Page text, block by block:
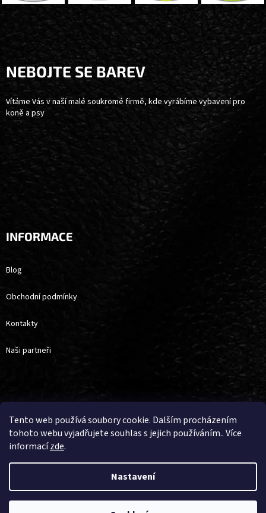
Tento web používá soubory cookie. Dalším procházením
tohoto webu vyjadřujete souhlas s jejich používáním.. Více
informacízde.
Nastavení
ANEBOJTE SE BAREV
Vítáme Vás v naší malé soukromé firmě, kde vyrábíme vybavení pro
koně a psy
INFORMACE
Blog
Obchodní podmínky
Kontakty
Naši partneři
Vytvořil Shoptet
Copyright 2026
cookies